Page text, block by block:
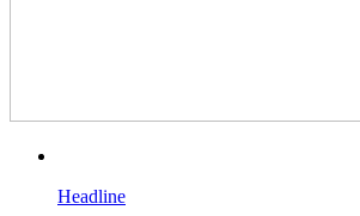
Headline